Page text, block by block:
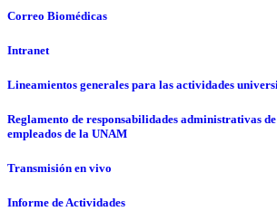
Correo Biomédicas
Intranet
Lineamientos generales para las actividades
Reglamento de responsabilidades administrativas
empleados de la UNAM
Transmisión en vivo
Informe de Actividades